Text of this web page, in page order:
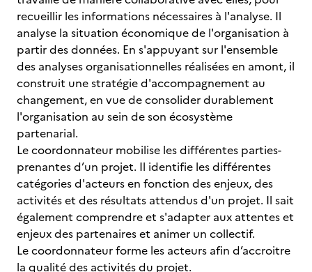
recueillir les informations nécessaires à l'analyse. Il
analyse la situation économique de l'organisation à
partir des données. En s'appuyant sur l'ensemble
des analyses organisationnelles réalisées en amont, il
construit une stratégie d'accompagnement au
changement, en vue de consolider durablement
l'organisation au sein de son écosystème
partenarial.
Le coordonnateur mobilise les différentes parties-
prenantes d’un projet. Il identifie les différentes
catégories d'acteurs en fonction des enjeux, des
activités et des résultats attendus d'un projet. Il sait
également comprendre et s'adapter aux attentes et
enjeux des partenaires et animer un collectif.
Le coordonnateur forme les acteurs afin d’accroitre
la qualité des activités du projet.